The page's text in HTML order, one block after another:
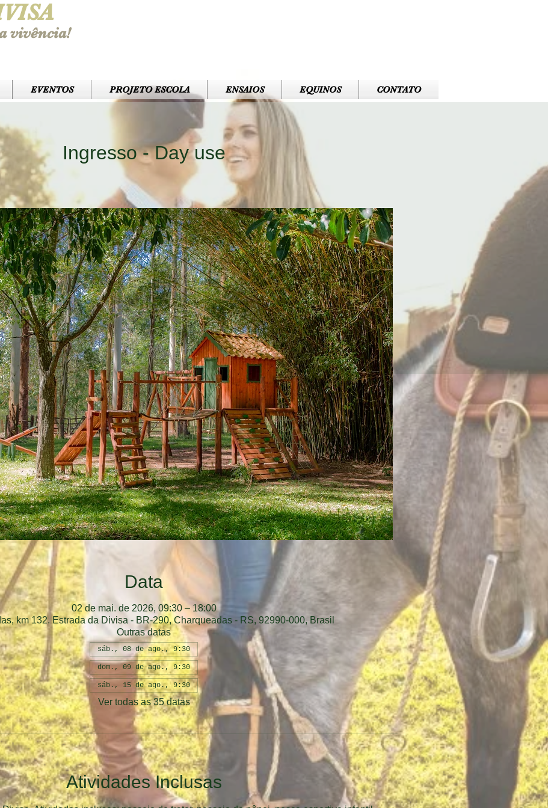
vivência!
EVENTOS PROJETO ESCOLA ENSAIOS EQUINOS CONTATO
Ingresso - Day use
Data
02 de mai. de 2026, 09:30 – 18:00
km 132. Estrada da Divisa - BR-290, Charqueadas - RS, 92990-000, Brasil
Outras datas
sáb., 08 de ago., 9:30
dom., 09 de ago., 9:30
sáb., 15 de ago., 9:30
Ver todas as 35 datas
Atividades Inclusas